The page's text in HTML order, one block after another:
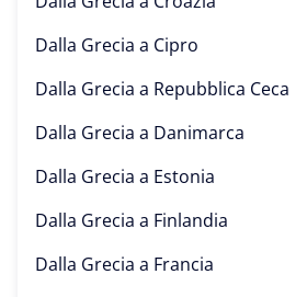
Dalla Grecia a Cipro
Dalla Grecia a Repubblica Ceca
Dalla Grecia a Danimarca
Dalla Grecia a Estonia
Dalla Grecia a Finlandia
Dalla Grecia a Francia